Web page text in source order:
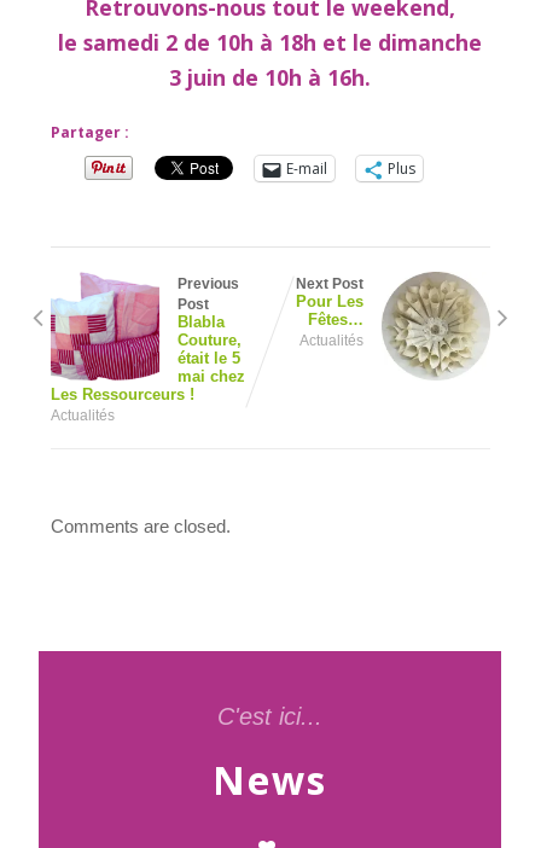
Retrouvons-nous tout le weekend,
le samedi 2 de 10h à 18h et le dimanche
3 juin de 10h à 16h.
Partager :
E-mail
Plus
Previous
Post
Blabla
Couture,
était le 5
mai chez
Les Ressourceurs !
Actualités
Next Post
Pour Les
Fêtes…
Actualités
Comments are closed.
C'est ici...
News